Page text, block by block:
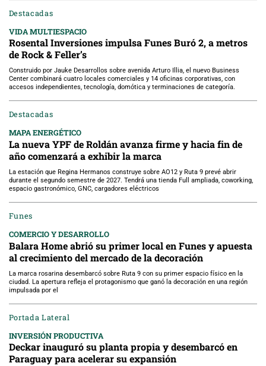
Destacadas
VIDA MULTIESPACIO
Rosental Inversiones impulsa Funes Buró 2, a metros
de Rock & Feller’s
Construido por Jauke Desarrollos sobre avenida Arturo Illia, el nuevo Business
Center combinará cuatro locales comerciales y 14 oficinas corporativas, con
accesos independientes, tecnología, domótica y terminaciones de categoría.
Destacadas
MAPA ENERGÉTICO
La nueva YPF de Roldán avanza firme y hacia fin de
año comenzará a exhibir la marca
La estación que Regina Hermanos construye sobre AO12 y Ruta 9 prevé abrir
durante el segundo semestre de 2027. Tendrá una tienda Full ampliada, coworking,
espacio gastronómico, GNC, cargadores eléctricos
Funes
COMERCIO Y DESARROLLO
Balara Home abrió su primer local en Funes y apuesta
al crecimiento del mercado de la decoración
La marca rosarina desembarcó sobre Ruta 9 con su primer espacio físico en la
ciudad. La apertura refleja el protagonismo que ganó la decoración en una región
impulsada por el
Portada Lateral
INVERSIÓN PRODUCTIVA
Deckar inauguró su planta propia y desembarcó en
Paraguay para acelerar su expansión